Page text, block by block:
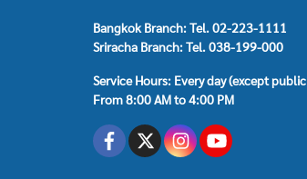
Bangkok Branch: Tel. 02-223-1111
Sriracha Branch: Tel. 038-199-000
Service Hours: Every day (except
From 8:00 AM to 4:00 PM